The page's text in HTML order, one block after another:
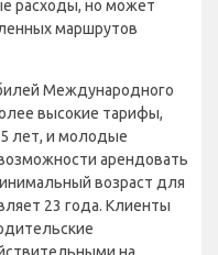
расходы, но может
маршрутов
Международного
высокие тарифы,
лет, и молодые
арендовать
возраст для
23 года. Клиенты
на